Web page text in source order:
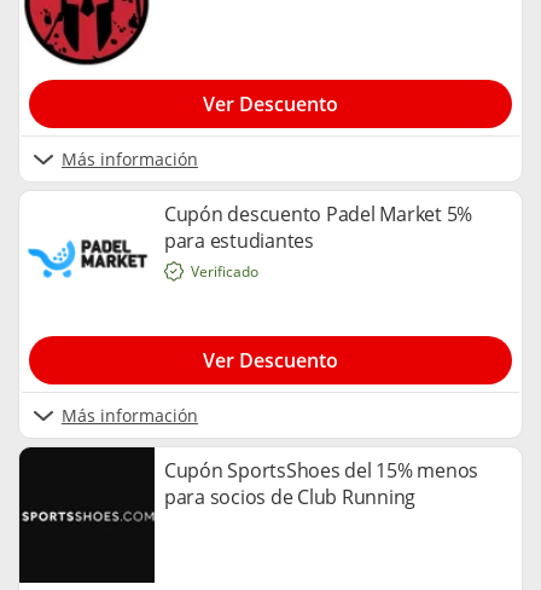
Más información
Ver Descuento
Cupón descuento Padel Market 5%
para estudiantes
Más información
Verificado
Ver Descuento
Cupón SportsShoes del 15% menos
para socios de Club Running